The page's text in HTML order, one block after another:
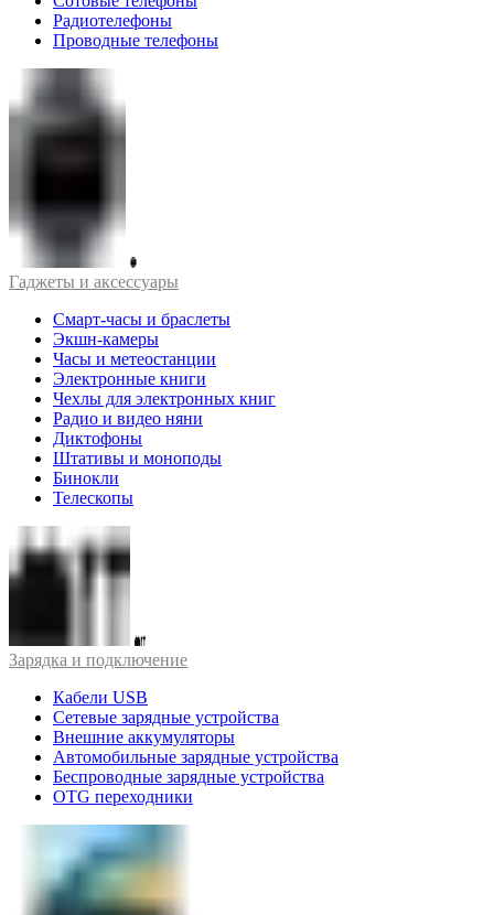
Радиотелефоны
Проводные телефоны
Гаджеты и аксессуары
Смарт-часы и браслеты
Экшн-камеры
Часы и метеостанции
Электронные книги
Чехлы для электронных книг
Радио и видео няни
Диктофоны
Штативы и моноподы
Бинокли
Телескопы
Зарядка и подключение
Кабели USB
Сетевые зарядные устройства
Внешние аккумуляторы
Автомобильные зарядные устройства
Беспроводные зарядные устройства
OTG переходники